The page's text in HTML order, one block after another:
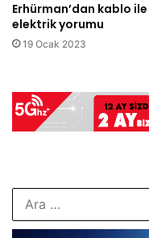
Erhürman’dan kablo ile
elektrik yorumu
19 Ocak 2023